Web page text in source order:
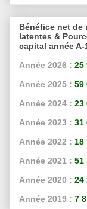
Bénéfice net de
latentes &
capital année A-
Année 2026 : 25
Année 2025 : 59
Année 2024 : 23
Année 2023 : 31
Année 2022 : 18
Année 2021 : 51
Année 2020 : 24
Année 2019 : 7